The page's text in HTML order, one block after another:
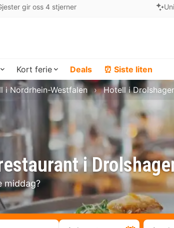
gir oss 4 stjerner
Kort ferie Deals ⏰ Siste liten
i
middag?
i Nordrhein-Westfalen Hotell i